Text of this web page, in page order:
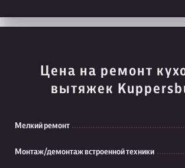
Цена на ремонт
вытяжек
Мелкий ремонт
Монтаж/демонтаж встроенной техники